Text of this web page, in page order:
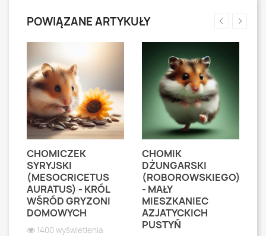
POWIĄZANE ARTYKUŁY
CHOMICZEK
SYRYJSKI
(MESOCRICETUS
AURATUS) - KRÓL
WŚRÓD GRYZONI
DOMOWYCH
1400 wyświetlenia
CHOMIK
DŻUNGARSKI
(ROBOROWSKIEGO)
- MAŁY
MIESZKANIEC
AZJATYCKICH
PUSTYŃ